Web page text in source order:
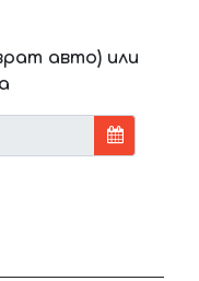
авто) или